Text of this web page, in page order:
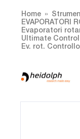
Home
EVAPORATORI
Evaporatori
Ultimate Control
Ev. rot.